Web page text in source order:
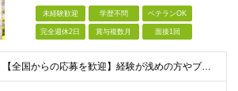
未経験歓迎 学歴不問 ベテランOK
完全週休2日 賞与複数月 面接1回
【全国からの応募を歓迎】経験が浅めの方やブランクのある方もOK／COBOLからのスキルチェンジ可 ■開発エンジニアとしての実務経験をお持ちの方 ■学歴不問／第二新卒歓迎 ★インフラエンジニアからの